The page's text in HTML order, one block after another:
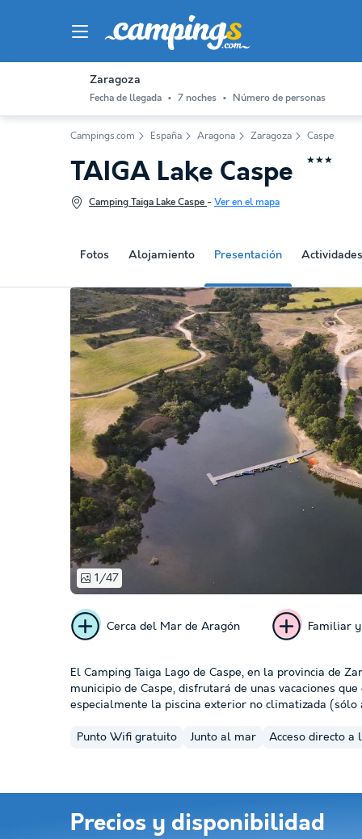
Zaragoza
Fecha de llegada 7 noches Número de personas
Campings.com España Aragona Zaragoza Caspe
Fotos Alojamiento Presentación
TAIGA Lake Caspe ★★★
Camping Taiga Lake Caspe - Ver en el mapa
1/47
Cerca del Mar de Aragón Familiar
El Camping Taiga Lago de Caspe, en la provincia de
municipio de Caspe, disfrutará de unas vacaciones
especialmente la piscina exterior no climatizada
Punto Wifi gratuito Junto al mar Acceso directo a
Precios y disponibilidad